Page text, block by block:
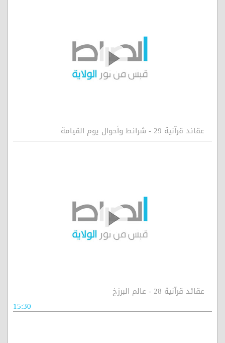
عقائد قرآنية 29 - شرائط وأحوال يوم القيامة
عقائد قرآنية 28 - عالم البرزخ
15:30